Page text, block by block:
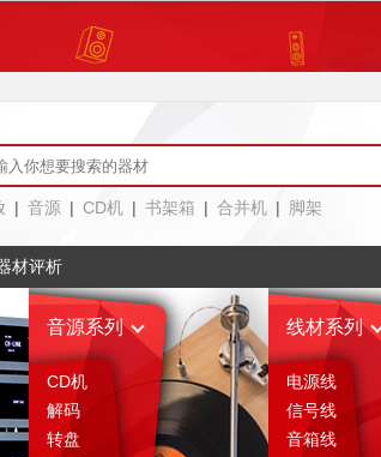
| 音源 | CD机 | 书架箱 | 合并机 | 脚架
材评析
音源系列
CD机
解码
转盘
线材系列
电源线
信号线
音箱线
评论区 售后服务